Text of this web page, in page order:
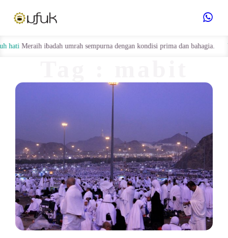
Meraih ibadah umrah sempurna dengan kondisi prima dan bahagia.
muzdalifah